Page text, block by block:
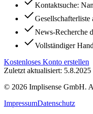
Kontaktsuche:
Gesellschafterliste
News-Recherche
Vollständiger
Kostenloses Konto erstellen
Zuletzt aktualisiert: 5.8.2025
© 2026 Implisense GmbH.
ImpressumDatenschutz